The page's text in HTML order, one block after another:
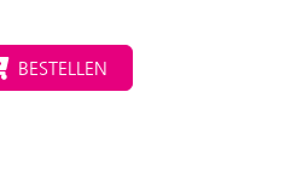
BESTELLEN